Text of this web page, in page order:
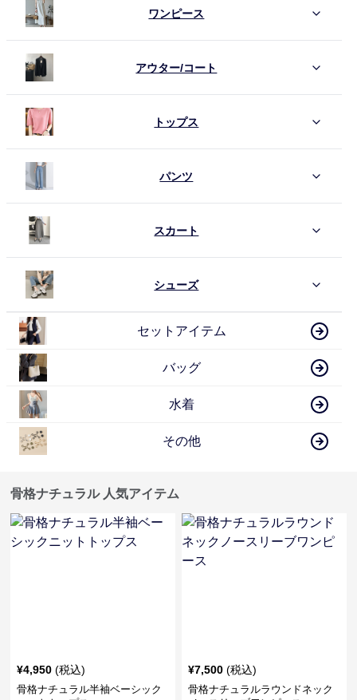
ワンピース
アウター/コート
トップス
パンツ
スカート
シューズ
セットアイテム
バッグ
水着
その他
骨格ナチュラル 人気アイテム
¥4,950 (税込)
骨格ナチュラル半袖ベーシック
¥7,500 (税込)
骨格ナチュラルラウンドネック